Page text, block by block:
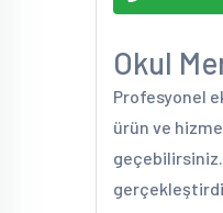
Okul
Profesyonel
ürün ve